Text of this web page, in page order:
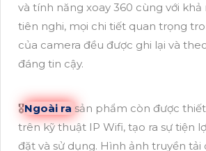
và tính năng xoay 360 cùng với
tiên nghi, mọi chi tiết quan trọng
của camera đều được ghi lại và
đáng tin cậy.
🎖️Ngoài ra sản phẩm còn được
trên kỹ thuật IP Wifi, tạo ra sự tiện
đặt và sử dụng. Hình ảnh truyền